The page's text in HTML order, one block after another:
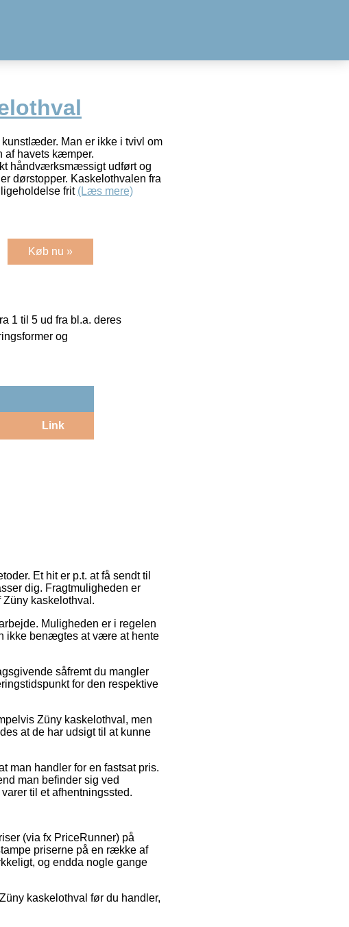
Man er ikke i tvivl om
af havets kæmper.
håndværksmæssigt udført og
dørstopper. Kaskelothvalen fra
frit (Læs mere)
Køb nu »
1 til 5 ud fra bl.a. deres
og
Link
Et hit er p.t. at få sendt til
dig. Fragtmuligheden er
kaskelothval.
Muligheden er i regelen
ikke benægtes at være at hente
såfremt du mangler
for den respektive
Züny kaskelothval, men
at de har udsigt til at kunne
man handler for en fastsat pris.
man befinder sig ved
til et afhentningssted.
(via fx PriceRunner) på
priserne på en række af
og endda nogle gange
kaskelothval før du handler,